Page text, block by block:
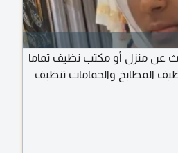
عن منزل أو مكتب نظيف تماما
المطابخ والحمامات تنظيف